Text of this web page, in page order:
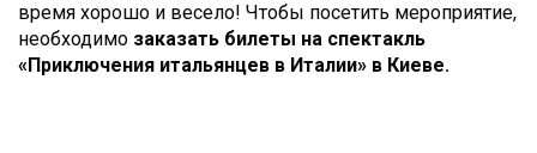
время хорошо и весело! Чтобы посетить мероприятие,
необходимо заказать билеты на спектакль
«Приключения итальянцев в Италии» в Киеве.